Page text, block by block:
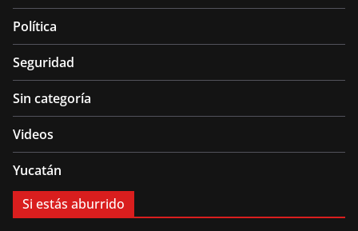
Política
Seguridad
Sin categoría
Videos
Yucatán
Si estás aburrido